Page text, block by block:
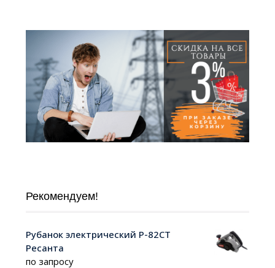
Рекомендуем!
Рубанок электрический Р-82СТ
Ресанта
по запросу